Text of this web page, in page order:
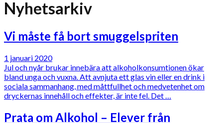
Nyhetsarkiv
Vi måste få bort smuggelspriten
1 januari 2020
Jul och nyår brukar innebära att alkoholkonsumtionen ökar
bland unga och vuxna. Att avnjuta ett glas vin eller en drink i
sociala sammanhang, med måttfullhet och medvetenhet om
dryckernas innehåll och effekter, är inte fel. Det …
Prata om Alkohol – Elever från